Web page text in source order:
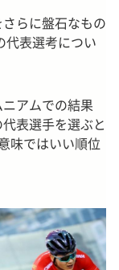
らに盤石なもの
代表選考につい
アムでの結果
表選手を選ぶと
味ではいい順位